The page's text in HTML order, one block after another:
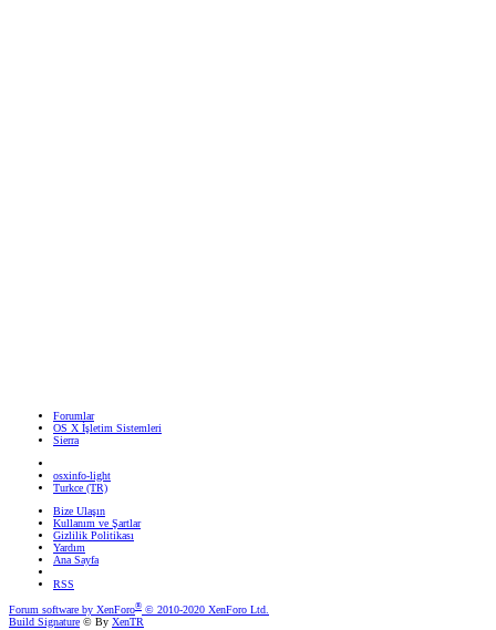
Forumlar
OS X İşletim Sistemleri
Sierra
osxinfo-light
Turkce (TR)
Bize Ulaşın
Kullanım ve Şartlar
Gizlilik Politikası
Yardım
Ana Sayfa
RSS
Forum software by XenForo® © 2010-2020 XenForo Ltd.
Build Signature © By XenTR